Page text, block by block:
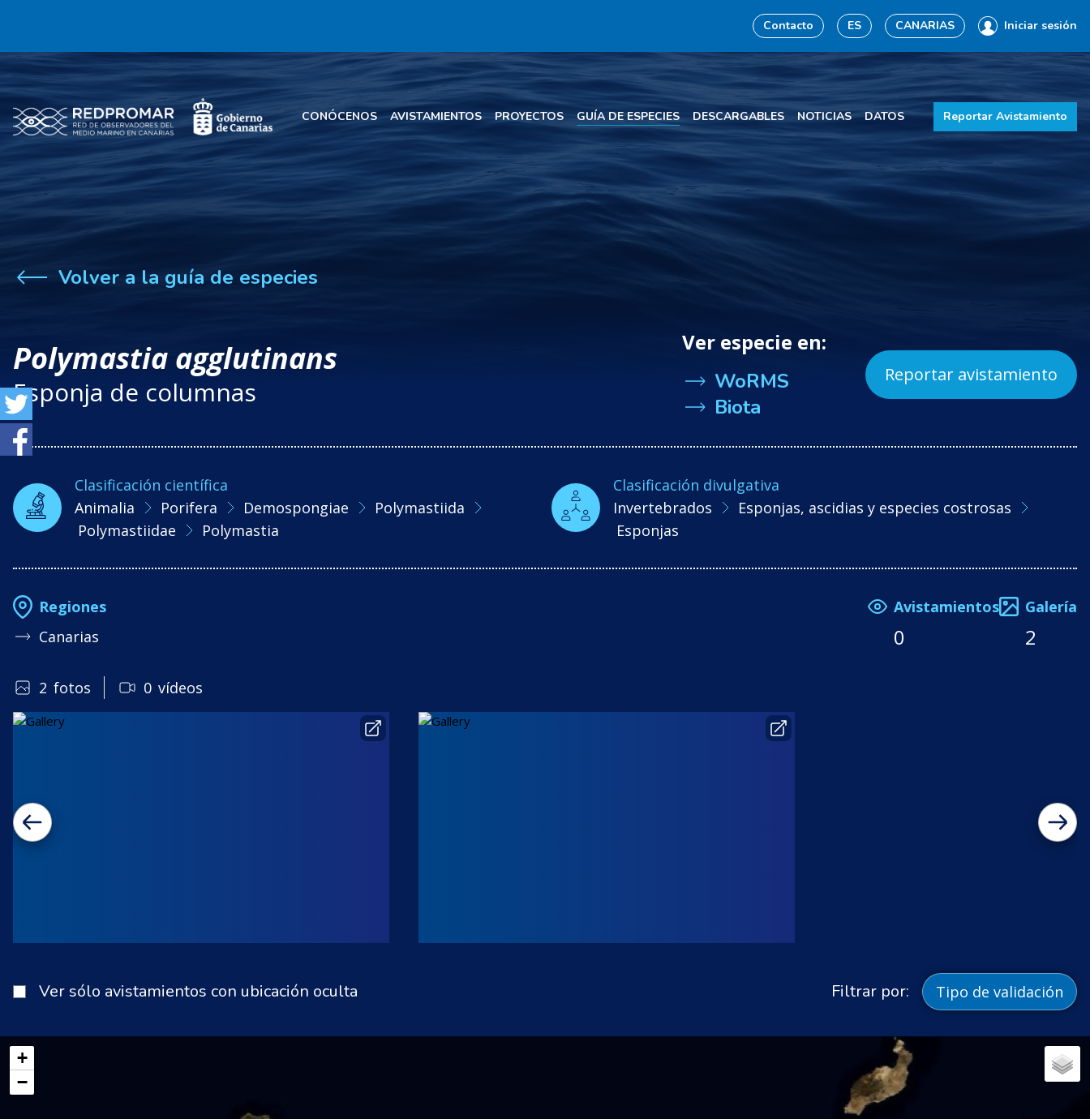
Contacto ES CANARIAS Iniciar sesión
CONÓCENOS AVISTAMIENTOS PROYECTOS GUÍA DE ESPECIES DESCARGABLES NOTICIAS DATOS Reportar Avistamiento
Volver a la guía de especies
Polymastia agglutinans
Esponja de columnas
Ver especie en:
WoRMS
Biota
Reportar avistamiento
Clasificación científica
Animalia
Porifera Demospongiae
Polymastiida
Polymastiidae
Polymastia
Clasificación divulgativa
Invertebrados
Esponjas, ascidias y especies costrosas
Esponjas
Regiones
Canarias
Avistamientos
0
Galería
2
2 fotos 0 vídeos
Ver sólo avistamientos con ubicación oculta Filtrar por: Tipo de validación
+
−